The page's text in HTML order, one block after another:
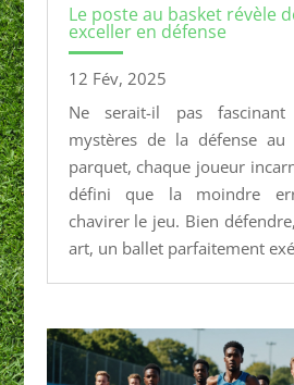
Le poste au basket révèle
exceller en défense
12 Fév, 2025
Ne serait-il pas
mystères de la défense
parquet, chaque joueur
défini que la moindre
chavirer le jeu. Bien
art, un ballet parfaitement